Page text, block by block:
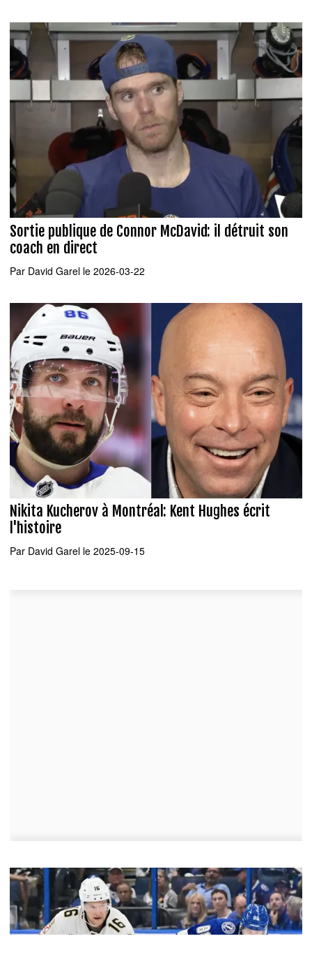
Sortie publique de Connor McDavid: il détruit son
coach en direct
Par David Garel le 2026-03-22
Nikita Kucherov à Montréal: Kent Hughes écrit
l'histoire
Par David Garel le 2025-09-15